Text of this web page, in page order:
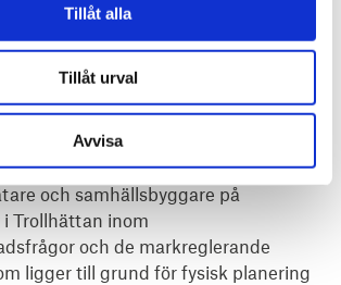
Tillåt alla
Tillåt urval
Avvisa
Samhällsbyggnad och
Svefa. Med sin långa erfarenhet
fysisk
har Johanna
med sig många exempel från
har under flera år utbildat
och samhällsbyggare på
Trollhättan inom
och de markreglerande
ligger till grund för fysisk planering